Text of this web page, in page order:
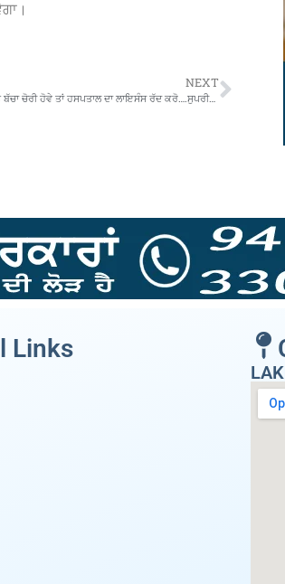
NEXT
ਜੇ ਕਿਸੇ ਹਸਪਤਾਲ ਚੋਂ ਨਵਜਾਤ ਬੱਚਾ ਚੋਰੀ ਹੋਵੇ ਤਾਂ ਹਸਪਤਾਲ ਦਾ ਲਾਇਸੰਸ ਰੱਦ ਕਰੋ….ਸੁਪਰੀਮ ਕੋਰਟ ਦੇ ਰਾਜ ਸਰਕਾਰਾਂ ਨੂੰ ਹੁਕਮ
Links